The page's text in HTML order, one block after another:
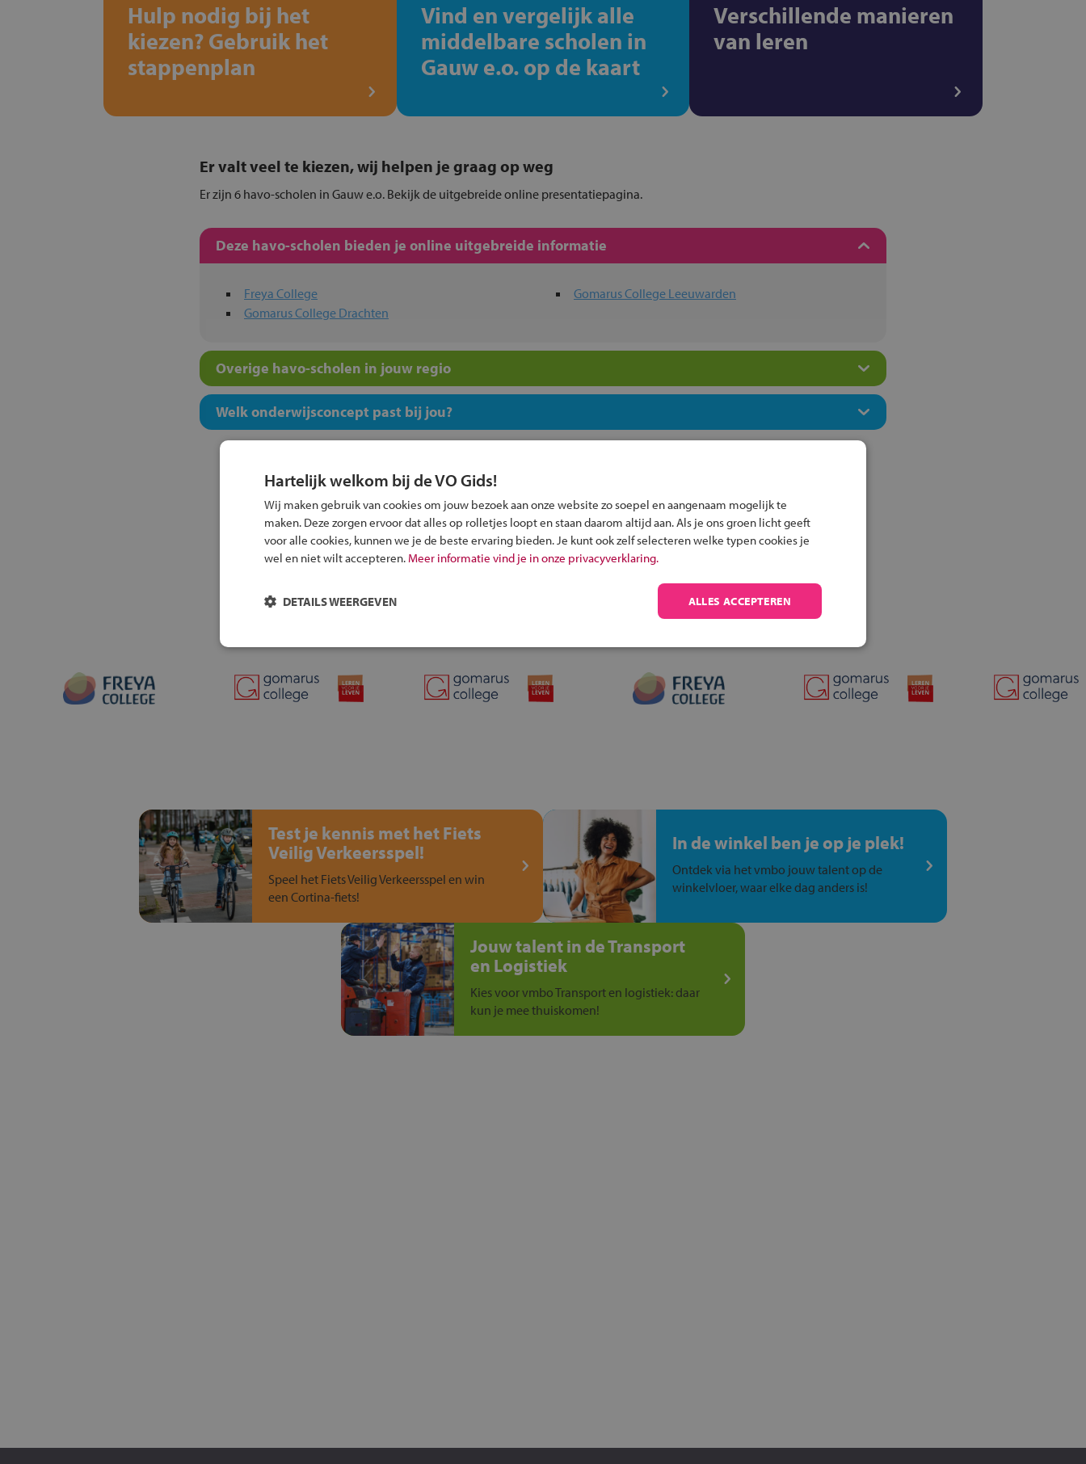
Hulp nodig bij het
kiezen? Gebruik het
stappenplan
Vind en vergelijk alle
middelbare scholen in
Gauw e.o. op de kaart
Verschillende manieren
van leren
Er valt veel te kiezen, wij helpen je graag op weg
Er zijn 6 havo-scholen in Gauw e.o. Bekijk de uitgebreide online presentatiepagina.
Deze havo-scholen bieden je online uitgebreide informatie
Freya College
Gomarus College Drachten
Gomarus College Leeuwarden
Overige havo-scholen in jouw regio
Welk onderwijsconcept past bij jou?
Inschrijven?
Alle informatie om je kind aan te melden bij
Test je kennis met het Fiets
Veilig Verkeersspel!
Speel het Fiets Veilig Verkeersspel en win
een Cortina-fiets!
In de winkel ben je op je plek!
Ontdek via het vmbo jouw talent op de
winkelvloer, waar elke dag anders is!
Jouw talent in de Transport
en Logistiek
Kies voor vmbo Transport en logistiek: daar
kun je mee thuiskomen!
Hartelijk welkom bij de VO Gids!
Wij maken gebruik van cookies om jouw bezoek aan onze website zo soepel en aangenaam mogelijk te
maken. Deze zorgen ervoor dat alles op rolletjes loopt en staan daarom altijd aan. Als je ons groen licht geeft
voor alle cookies, kunnen we je de beste ervaring bieden. Je kunt ook zelf selecteren welke typen cookies je
wel en niet wilt accepteren. Meer informatie vind je in onze privacyverklaring.
ALLES ACCEPTEREN
DETAILS WEERGEVEN